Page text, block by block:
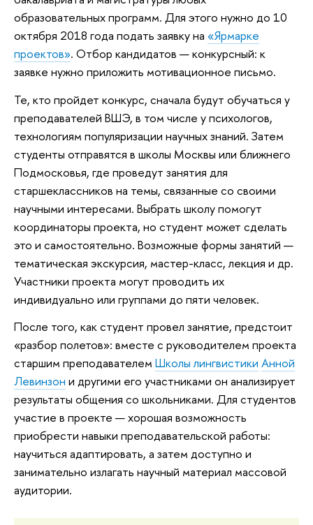
образовательных программ. Для этого нужно до 10
октября 2018 года подать заявку на «Ярмарке
проектов». Отбор кандидатов — конкурсный: к
заявке нужно приложить мотивационное письмо.
Те, кто пройдет конкурс, сначала будут обучаться у
преподавателей ВШЭ, в том числе у психологов,
технологиям популяризации научных знаний. Затем
студенты отправятся в школы Москвы или ближнего
Подмосковья, где проведут занятия для
старшеклассников на темы, связанные со своими
научными интересами. Выбрать школу помогут
координаторы проекта, но студент может сделать
это и самостоятельно. Возможные формы занятий —
тематическая экскурсия, мастер-класс, лекция и др.
Участники проекта могут проводить их
индивидуально или группами до пяти человек.
После того, как студент провел занятие, предстоит
«разбор полетов»: вместе с руководителем проекта
старшим преподавателем Школы лингвистики Анной
Левинзон и другими его участниками он анализирует
результаты общения со школьниками. Для студентов
участие в проекте — хорошая возможность
приобрести навыки преподавательской работы:
научиться адаптировать, а затем доступно и
занимательно излагать научный материал массовой
аудитории.